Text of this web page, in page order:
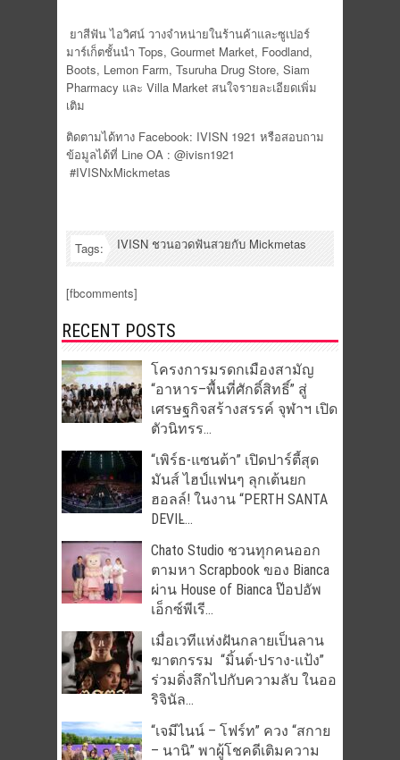
ยาสีฟัน ไอวิศน์ วางจำหน่ายในร้านค้าและซูเปอร์
มาร์เก็ตชั้นนำ Tops, Gourmet Market, Foodland,
Boots, Lemon Farm, Tsuruha Drug Store, Siam
Pharmacy และ Villa Market สนใจรายละเอียดเพิ่ม
เติม
ติดตามได้ทาง Facebook: IVISN 1921 หรือสอบถาม
ข้อมูลได้ที่ Line OA : @ivisn1921
#IVISNxMickmetas
Tags: IVISN ชวนอวดฟันสวยกับ Mickmetas
[fbcomments]
RECENT POSTS
โครงการมรดกเมืองสามัญ
“อาหาร–พื้นที่ศักดิ์สิทธิ์” สู่
เศรษฐกิจสร้างสรรค์ จุฬาฯ เปิด
ตัวนิทรร...
“เพิร์ธ-แซนต้า” เปิดปาร์ตี้สุด
มันส์ ไฮป์แฟนๆ ลุกเต้นยก
ฮอลล์! ในงาน “PERTH SANTA
DEVIL̵...
Chato Studio ชวนทุกคนออก
ตามหา Scrapbook ของ Bianca
ผ่าน House of Bianca ป๊อปอัพ
เอ็กซ์พีเรี...
เมื่อเวทีแห่งฝันกลายเป็นลาน
ฆาตกรรม “มิ้นต์-ปราง-แป้ง”
ร่วมดิ่งลึกไปกับความลับ ในออ
ริจินัล...
“เจมีไนน์ – โฟร์ท” ควง “สกาย
– นานิ” พาผู้โชคดีเติมความ